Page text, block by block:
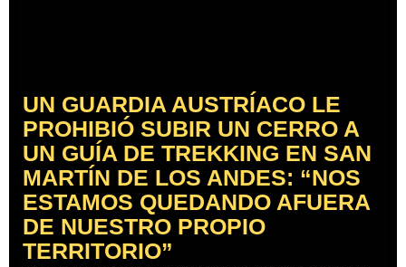
UN GUARDIA AUSTRÍACO LE
PROHIBIÓ SUBIR UN CERRO A
UN GUÍA DE TREKKING EN SAN
MARTÍN DE LOS ANDES: “NOS
ESTAMOS QUEDANDO AFUERA
DE NUESTRO PROPIO
TERRITORIO”